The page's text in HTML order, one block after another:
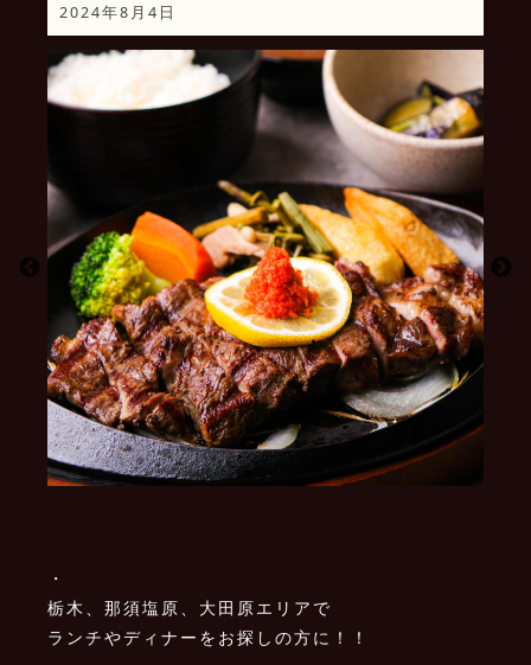
2024年8月4日
・
栃木、那須塩原、大田原エリアで
ランチやディナーをお探しの方に！！